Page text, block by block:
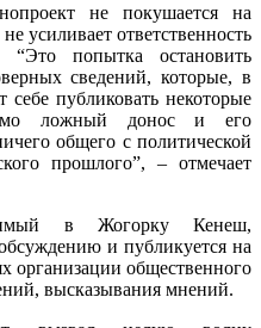
не покушается на
усиливает ответственность
“Это попытка остановить
сведений, которые, в
себе публиковать некоторые
ложный донос и его
общего с политической
прошлого”, – отмечает
в Жогорку Кенеш,
и публикуется на
организации общественного
высказывания мнений.